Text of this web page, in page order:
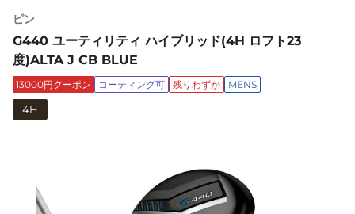
ピン
G440 ユーティリティ ハイブリッド(4H ロフト23
度)ALTA J CB BLUE
13000円クーポン コーティング可 残りわずか MENS
4H